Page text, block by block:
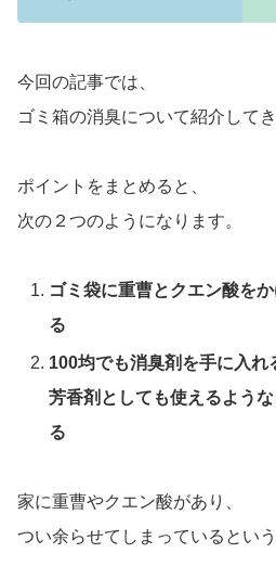
今回の記事では、
ゴミ箱の消臭について紹介してき
ポイントをまとめると、
次の２つのようになります。
ゴミ袋に重曹とクエン酸を
る
100均でも消臭剤を手に入れ
芳香剤としても使えるよう
る
家に重曹やクエン酸があり、
つい余らせてしまっているとい